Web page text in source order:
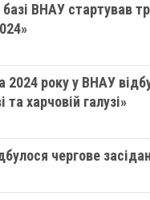
базі ВНАУ стартував
2024 року у ВНАУ
та харчовій галузі»
чергове